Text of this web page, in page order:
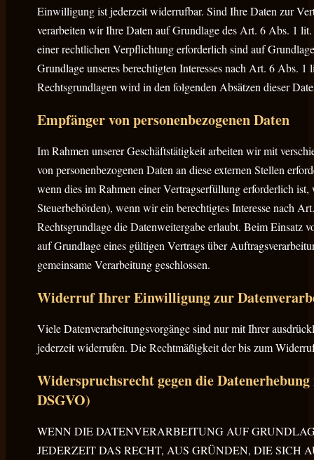
Einwilligung ist jederzeit widerrufbar. Sind Ihre Daten zur
verarbeiten wir Ihre Daten auf Grundlage des Art. 6 Abs. 1
einer rechtlichen Verpflichtung erforderlich sind auf
Grundlage unseres berechtigten Interesses nach Art. 6 Abs.
Rechtsgrundlagen wird in den folgenden Absätzen dieser
Empfänger von personenbezogenen Daten
Im Rahmen unserer Geschäftstätigkeit arbeiten wir mit
von personenbezogenen Daten an diese externen Stellen
wenn dies im Rahmen einer Vertragserfüllung erforderlich
Steuerbehörden), wenn wir ein berechtigtes Interesse nach
Rechtsgrundlage die Datenweitergabe erlaubt. Beim Einsatz
auf Grundlage eines gültigen Vertrags über
gemeinsame Verarbeitung geschlossen.
Widerruf Ihrer Einwilligung zur
Viele Datenverarbeitungsvorgänge sind nur mit Ihrer
jederzeit widerrufen. Die Rechtmäßigkeit der bis zum
Widerspruchsrecht gegen die
DSGVO)
WENN DIE DATENVERARBEITUNG AUF
JEDERZEIT DAS RECHT, AUS GRÜNDEN, DIE SICH